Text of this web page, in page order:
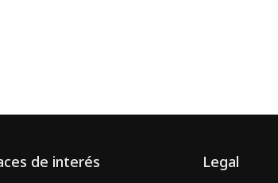
de interés Legal